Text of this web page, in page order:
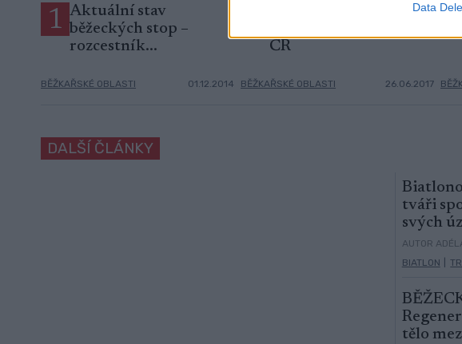
Data
1 Aktuální stav
běžeckých stop –
rozcestník...
BĚŽKAŘSKÉ OBLASTI 01.12.2014
ČR
BĚŽKAŘSKÉ OBLASTI 26.06.2017
DALŠÍ ČLÁNKY
tváři
svých
AUTOR
BIATLON
tělo